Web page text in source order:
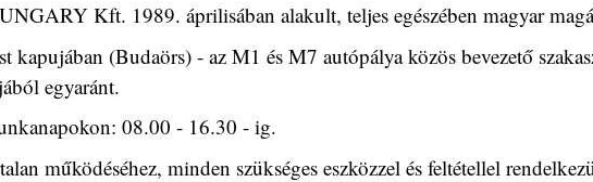
Kft. 1989. áprilisában alakult, teljes egészében magyar
kapujában (Budaörs) - az M1 és M7 autópálya közös bevezető
egyaránt.
08.00 - 16.30 - ig.
működéséhez, minden szükséges eszközzel és feltétellel